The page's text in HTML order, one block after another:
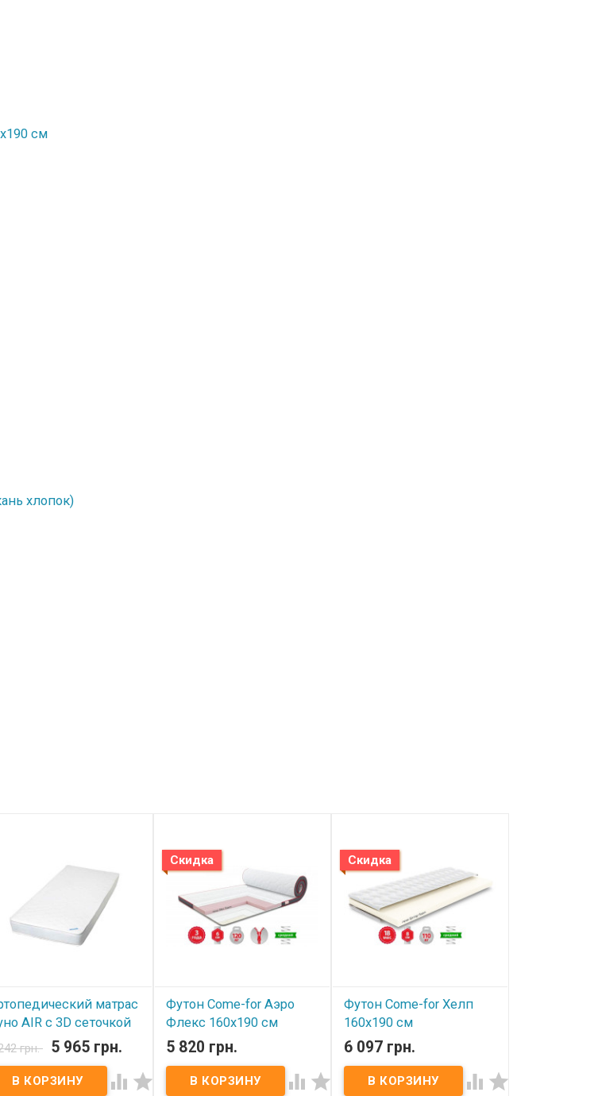
см
хлопок)
матрас
AIR с 3D сеточкой
см
В наличии
грн. 5 965 грн.
 
Скидка
Футон Come-for Аэро
Флекс 160x190 см
В наличии
Футон (тонкий матрас) Come-
5 820 грн.
 
Скидка
Футон Come-for Хелп
160x190 см
В наличии
Футон (тонкий матрас) Come-
6 097 грн.
 